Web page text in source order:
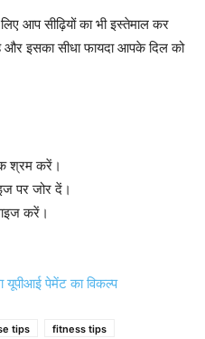
आप सीढ़ियों का भी इस्तेमाल कर
और इसका सीधा फायदा आपके दिल को
श्रम करें।
पर जोर दें।
करें।
यूपीआई पेमेंट का विकल्प
tips
fitness tips